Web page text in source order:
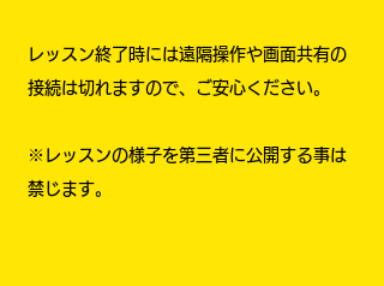
レッスン終了時には遠隔操作や画面共有の
接続は切れますので、ご安心ください。
※レッスンの様子を第三者に公開する事は
禁じます。